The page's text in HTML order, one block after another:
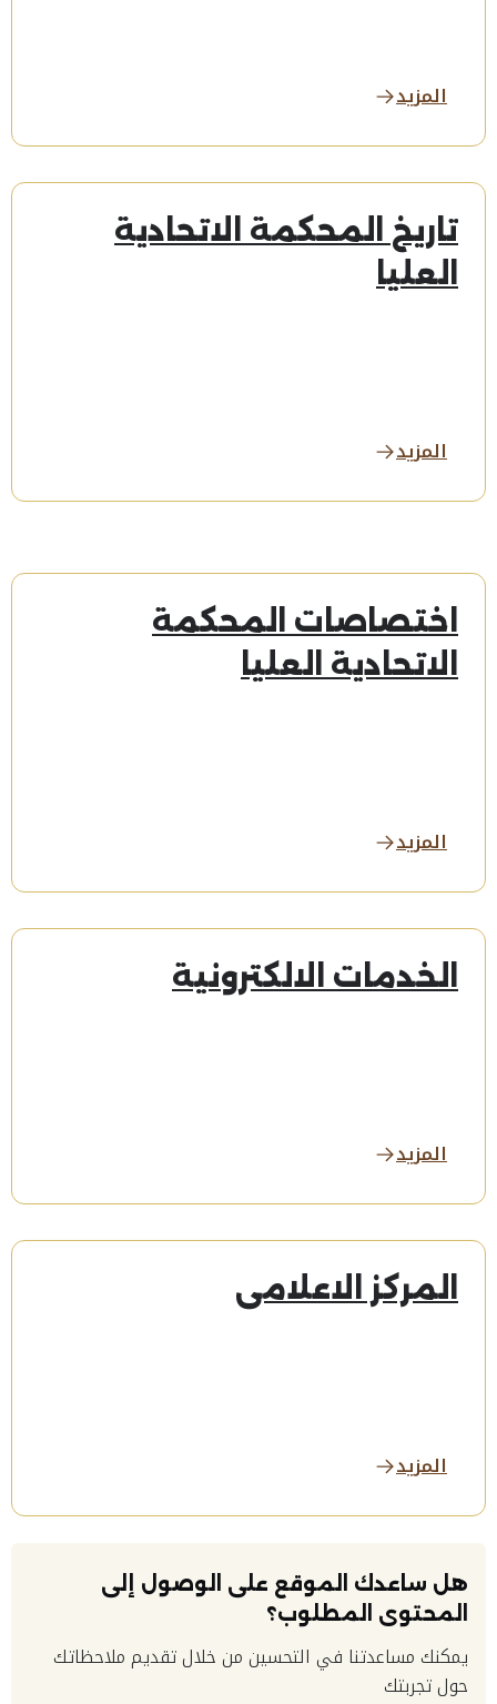
المزيد
تاريخ المحكمة الاتحادية
العليا
المزيد
اختصاصات المحكمة
الاتحادية العليا
المزيد
الخدمات الالكترونية
المزيد
المركز الاعلامى
المزيد
هل ساعدك الموقع على الوصول إلى
المحتوى المطلوب؟
يمكنك مساعدتنا في التحسين من خلال تقديم ملاحظاتك
حول تجربتك